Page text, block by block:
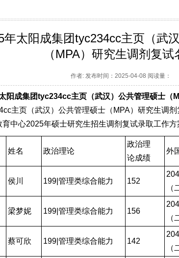
年太阳成集团tyc234cc主页（武
（MPA）研究生调剂复试
作者: 发布时间：2025-04-08 阅读量：
阳成集团tyc234cc主页（武汉）公共管理硕士（
主页（武汉）公共管理硕士（MPA）研究生调
中心2025年硕士研究生招生调剂复试录取工作方
姓名 政治理论
政治理
论成绩
外
侯川 199|管理类综合能力 152
（
梁梦妮 199|管理类综合能力 156
（
蔡可欣 199|管理类综合能力 142
（